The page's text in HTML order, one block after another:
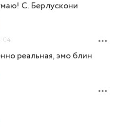
С. Берлускони
реальная, эмо блин